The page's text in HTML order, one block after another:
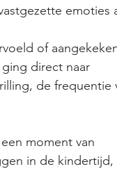
vastgezette
of
direct naar
de frequentie
moment van
in de kindertijd,